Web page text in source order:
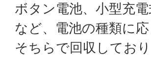
ボタン電池、小型充
など、電池の種類に
そちらで回収しており